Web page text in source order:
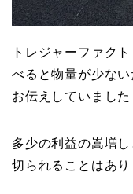
トレジャーファク
べると物量が少な
お伝えしていました
多少の利益の嵩増
切られることはあり